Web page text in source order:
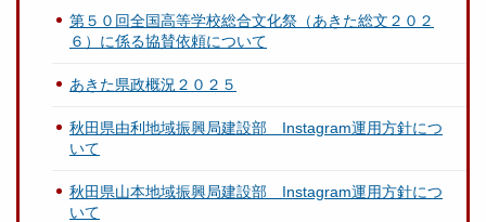
第５０回全国高等学校総合文化祭（あきた総文２０２
６）に係る協賛依頼について
あきた県政概況２０２５
秋田県由利地域振興局建設部 Instagram運用方針につ
いて
秋田県山本地域振興局建設部 Instagram運用方針につ
いて